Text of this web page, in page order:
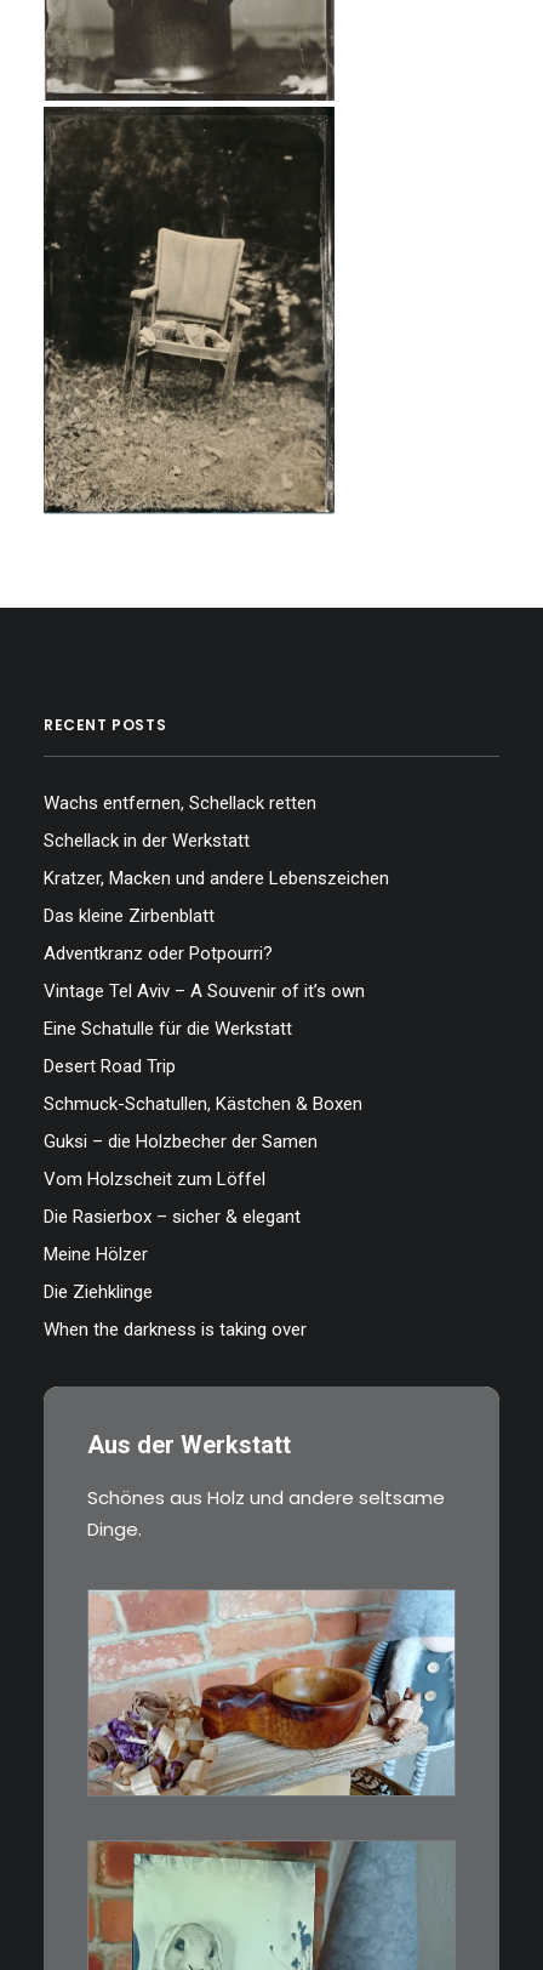
RECENT POSTS
Wachs entfernen, Schellack retten
Schellack in der Werkstatt
Kratzer, Macken und andere Lebenszeichen
Das kleine Zirbenblatt
Adventkranz oder Potpourri?
Vintage Tel Aviv – A Souvenir of it’s own
Eine Schatulle für die Werkstatt
Desert Road Trip
Schmuck-Schatullen, Kästchen & Boxen
Guksi – die Holzbecher der Samen
Vom Holzscheit zum Löffel
Die Rasierbox – sicher & elegant
Meine Hölzer
Die Ziehklinge
When the darkness is taking over
Aus der Werkstatt
Schönes aus Holz und andere seltsame
Dinge.
€15,00
Ein Holzbecher im Wikinger-Stil.
Inspiriert…